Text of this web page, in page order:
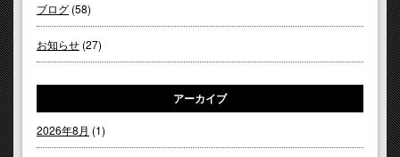
ブログ (58)
お知らせ (27)
アーカイブ
2026年8月 (1)